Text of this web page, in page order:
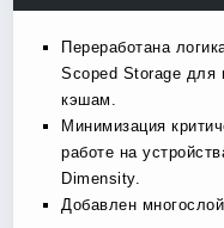
Переработана
Scoped Storage для
кэшам.
Минимизация
работе на
Dimensity.
Добавлен